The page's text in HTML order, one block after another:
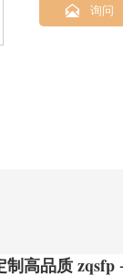
 询问
制高品质